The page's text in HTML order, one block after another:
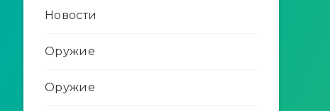
Новости
Оружие
Оружие